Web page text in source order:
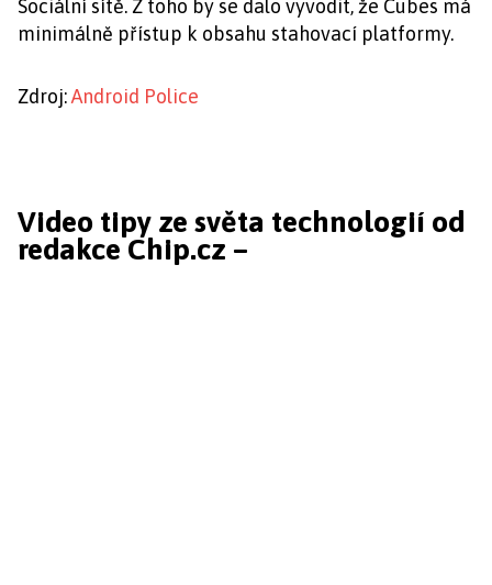
Sociální sítě. Z toho by se dalo vyvodit, že Cubes má
minimálně přístup k obsahu stahovací platformy.
Zdroj:Android Police
Video tipy ze světa technologií od
redakce Chip.cz –